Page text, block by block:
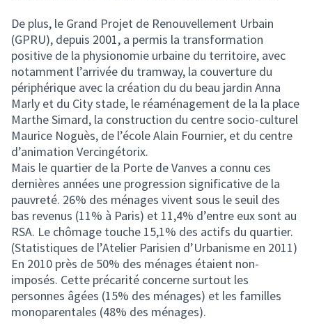
De plus, le Grand Projet de Renouvellement Urbain
(GPRU), depuis 2001, a permis la transformation
positive de la physionomie urbaine du territoire, avec
notamment l’arrivée du tramway, la couverture du
périphérique avec la création du du beau jardin Anna
Marly et du City stade, le réaménagement de la la place
Marthe Simard, la construction du centre socio-culturel
Maurice Noguès, de l’école Alain Fournier, et du centre
d’animation Vercingétorix.
Mais le quartier de la Porte de Vanves a connu ces
dernières années une progression significative de la
pauvreté. 26% des ménages vivent sous le seuil des
bas revenus (11% à Paris) et 11,4% d’entre eux sont au
RSA. Le chômage touche 15,1% des actifs du quartier.
(Statistiques de l’Atelier Parisien d’Urbanisme en 2011)
En 2010 près de 50% des ménages étaient non-
imposés. Cette précarité concerne surtout les
personnes âgées (15% des ménages) et les familles
monoparentales (48% des ménages).